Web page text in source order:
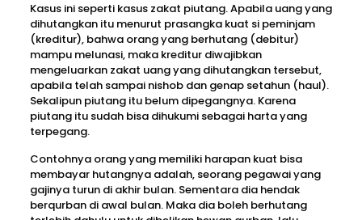
Kasus ini seperti kasus zakat piutang. Apabila uang yang
dihutangkan itu menurut prasangka kuat si peminjam
(kreditur), bahwa orang yang berhutang (debitur)
mampu melunasi, maka kreditur diwajibkan
mengeluarkan zakat uang yang dihutangkan tersebut,
apabila telah sampai nishob dan genap setahun (haul).
Sekalipun piutang itu belum dipegangnya. Karena
piutang itu sudah bisa dihukumi sebagai harta yang
terpegang.
Contohnya orang yang memiliki harapan kuat bisa
membayar hutangnya adalah, seorang pegawai yang
gajinya turun di akhir bulan. Sementara dia hendak
berqurban di awal bulan. Maka dia boleh berhutang